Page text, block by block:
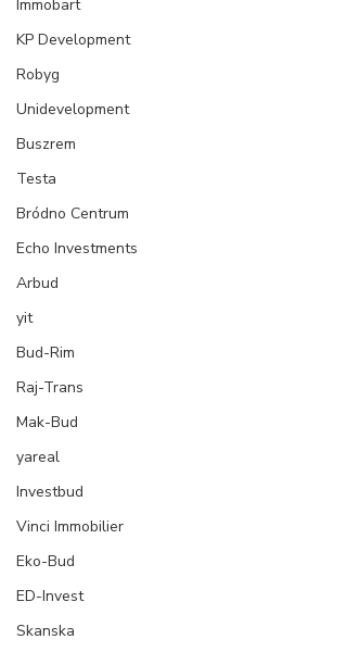
Immobart
KP Development
Robyg
Unidevelopment
Buszrem
Testa
Bródno Centrum
Echo Investments
Arbud
yit
Bud-Rim
Raj-Trans
Mak-Bud
yareal
Investbud
Vinci Immobilier
Eko-Bud
ED-Invest
Skanska